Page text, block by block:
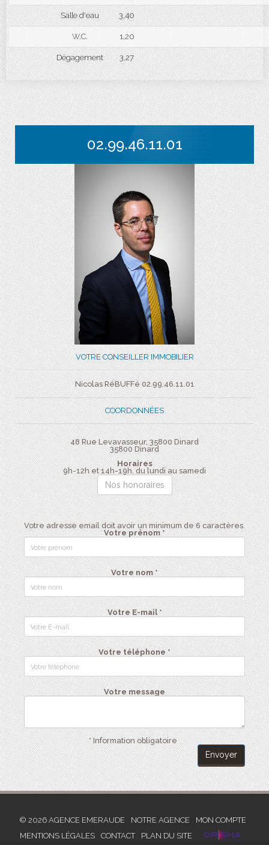
Salle d'eau 3,40
W.C. 1,20
Dégagement 3,27
02.99.46.11.01
VOTRE CONSEILLER IMMOBILIER
Nicolas RéBUFFé 02.99.46.11.01
COORDONNÉES
48 Rue Levavasseur, 35800 Dinard
35800 Dinard
Horaires
9h-12h et 14h-19h, du lundi au samedi
Nos honoraires
Votre adresse email doit avoir un minimum de 6 caractères.
Votre prénom *
Votre nom *
Votre E-mail *
Votre téléphone *
Votre message
* Information obligatoire
Envoyer
© 2026 AGENCE EMERAUDE NOTRE AGENCE
MON COMPTE
MENTIONS LÉGALES
CONTACT PLAN DU SITE